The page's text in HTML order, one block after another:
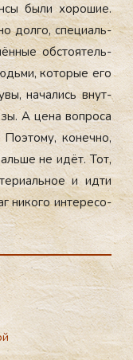
бы­ли хо­рошие.
дол­го, спе­ци­аль­
об­сто­ятель­
ко­торые его
на­чались внут­
А це­на воп­ро­са
ко­неч­но,
не идёт. Тот,
и ид­ти
ни­кого ин­те­ресо­